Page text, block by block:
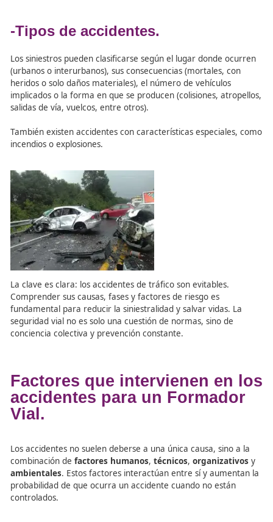
fallecidos.
Los accidentes no suceden de forma instantánea: son el
resultado de una cadena de acontecimientos que
fases clave:
Percepción: cuando el conductor detecta (o
detectar) el peligro.
Decisión: momento en que realiza una maniobra
Conflicto: fase final en la que el accidente se
se determinan sus consecuencias.
-Tipos de accidentes.
Los siniestros pueden clasificarse según el lugar donde
(urbanos o interurbanos), sus consecuencias (mortales,
heridos o solo daños materiales), el número de vehículos
implicados o la forma en que se producen (colisiones,
salidas de vía, vuelcos, entre otros).
incendios o explosiones.